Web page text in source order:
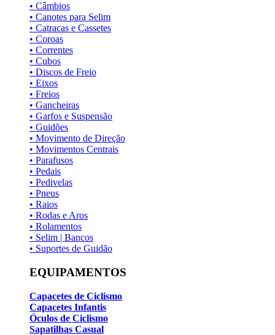
• Câmbios
• Canotes para Selim
• Catracas e Cassetes
• Coroas
• Correntes
• Cubos
• Discos de Freio
• Eixos
• Freios
• Gancheiras
• Garfos e Suspensão
• Guidões
• Movimento de Direção
• Movimentos Centrais
• Parafusos
• Pedais
• Pedivelas
• Pneus
• Raios
• Rodas e Aros
• Rolamentos
• Selim | Bancos
• Suportes de Guidão
EQUIPAMENTOS
Capacetes de Ciclismo
Capacetes Infantis
Óculos de Ciclismo
Sapatilhas Casual